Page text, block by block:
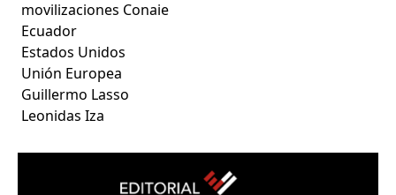
movilizaciones Conaie
Ecuador
Estados Unidos
Unión Europea
Guillermo Lasso
Leonidas Iza